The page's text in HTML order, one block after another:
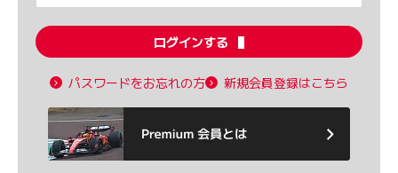
ログインする
パスワードをお忘れの方 新規会員登録はこちら